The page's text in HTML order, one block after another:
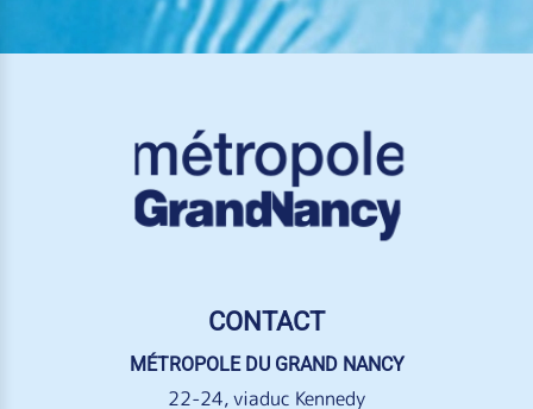
CONTACT
MÉTROPOLE DU GRAND NANCY
22-24, viaduc Kennedy